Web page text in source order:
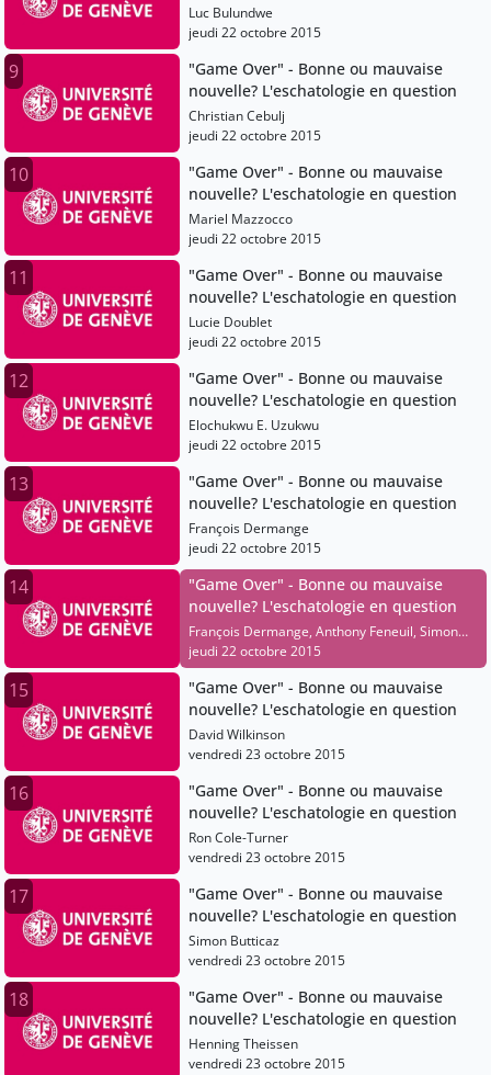
Luc Bulundwe
jeudi 22 octobre 2015
9
"Game Over" - Bonne ou mauvaise
nouvelle? L'eschatologie en question
Christian Cebulj
jeudi 22 octobre 2015
10
"Game Over" - Bonne ou mauvaise
nouvelle? L'eschatologie en question
Mariel Mazzocco
jeudi 22 octobre 2015
11
"Game Over" - Bonne ou mauvaise
nouvelle? L'eschatologie en question
Lucie Doublet
jeudi 22 octobre 2015
12
"Game Over" - Bonne ou mauvaise
nouvelle? L'eschatologie en question
Elochukwu E. Uzukwu
jeudi 22 octobre 2015
13
"Game Over" - Bonne ou mauvaise
nouvelle? L'eschatologie en question
François Dermange
jeudi 22 octobre 2015
14
"Game Over" - Bonne ou mauvaise
nouvelle? L'eschatologie en question
François Dermange, Anthony Feneuil, Simon
Butticaz, Hans-Christoph Askani, Mathias
Hassenfratz, Janique Perrin, Karen Kilby, J.
Wentzel Van Huyssteen, Pierre Bühler, Michael
Burdett, Elochukwu E. Uzukwu, Lexi Eikelboom,
Luc Bulundwe, Christian Cebulj, Mariel
Mazzocco, Lucie Doublet, David Wilkinson,
Theissen, Christian Neddens, Pantelis
Kalaitzidis, Andreas Losch, Christiane Tietz,
Stefan Beyerle, David Hamidovic, Michael
Wolter, Philip Ziegler, Vincent Delecroix, Jean
Zizioulas
jeudi 22 octobre 2015
15
"Game Over" - Bonne ou mauvaise
nouvelle? L'eschatologie en question
David Wilkinson
vendredi 23 octobre 2015
16
"Game Over" - Bonne ou mauvaise
nouvelle? L'eschatologie en question
Ron Cole-Turner
vendredi 23 octobre 2015
17
"Game Over" - Bonne ou mauvaise
nouvelle? L'eschatologie en question
Simon Butticaz
vendredi 23 octobre 2015
18
"Game Over" - Bonne ou mauvaise
nouvelle? L'eschatologie en question
Henning Theissen
vendredi 23 octobre 2015